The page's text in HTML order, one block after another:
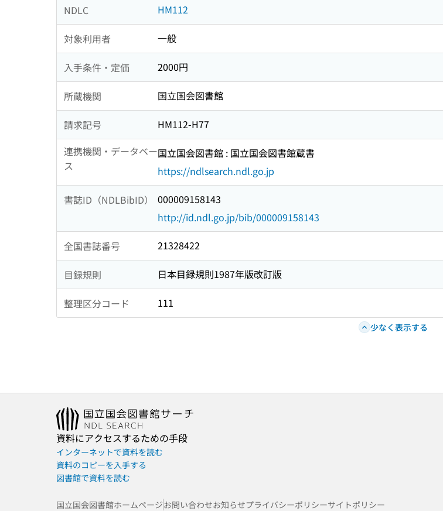
NDLC HM112
対象利用者 一般
入手条件・定価 2000円
所蔵機関 国立国会図書館
請求記号
HM112-H77
連携機関・データベー
ス
国立国会図書館 : 国立国会図書館蔵書
https://ndlsearch.ndl.go.jp
書誌ID（NDLBibID）
000009158143
http://id.ndl.go.jp/bib/000009158143
全国書誌番号 21328422
目録規則 日本目録規則1987年版改訂版
整理区分コード 111
少なく表示する
資料にアクセスするための手段
インターネットで資料を読む
資料のコピーを入手する
図書館で資料を読む
国立国会図書館ホームページお問い合わせお知らせプライバシーポリシーサイトポリシー